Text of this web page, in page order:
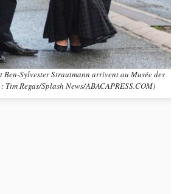
Ben-Sylvester Strautmann arrivent au Musée des
Regas/Splash News/ABACAPRESS.COM)